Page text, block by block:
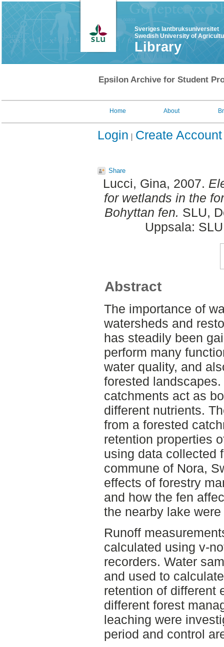
Sveriges lantbruksuniversitet
Swedish University of
Library
Epsilon Archive for Student
Home About
Login Create Account
Share
Lucci, Gina, 2007.
for wetlands in the
Bohyttan fen. SLU,
Uppsala:
Abstract
The importance of
watersheds and
has steadily been
perform many
water quality, and
forested
catchments act as
different nutrients.
from a forested
retention properties
using data collected
commune of Nora,
effects of forestry
and how the fen
the nearby lake
Runoff
calculated using v-
recorders. Water
and used to
retention of different
different forest
leaching were
period and control